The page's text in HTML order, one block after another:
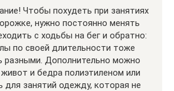
Чтобы похудеть при занятиях
нужно постоянно менять
с ходьбы на бег и обратно:
по своей длительности тоже
Дополнительно можно
и бедра полиэтиленом или
для занятий одежду, которая не